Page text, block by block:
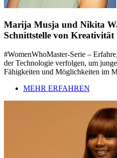
Marija Musja und Nikita
Schnittstelle von Kreativität
#WomenWhoMaster-Serie –
der Technologie verfolgen, um
Fähigkeiten und Möglichkeiten im
MEHR ERFAHREN